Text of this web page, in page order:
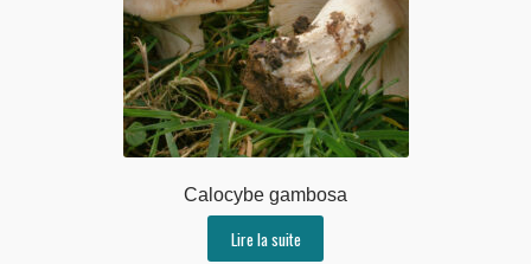
Calocybe gambosa
Lire la suite